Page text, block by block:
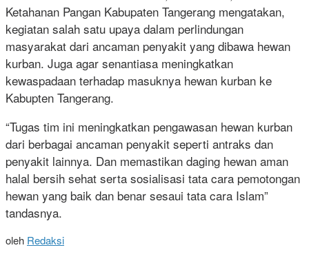
Ketahanan Pangan Kabupaten Tangerang mengatakan,
kegiatan salah satu upaya dalam perlindungan
masyarakat dari ancaman penyakit yang dibawa hewan
kurban. Juga agar senantiasa meningkatkan
kewaspadaan terhadap masuknya hewan kurban ke
Kabupten Tangerang.
“Tugas tim ini meningkatkan pengawasan hewan kurban
dari berbagai ancaman penyakit seperti antraks dan
penyakit lainnya. Dan memastikan daging hewan aman
halal bersih sehat serta sosialisasi tata cara pemotongan
hewan yang baik dan benar sesaui tata cara Islam”
tandasnya.
oleh Redaksi